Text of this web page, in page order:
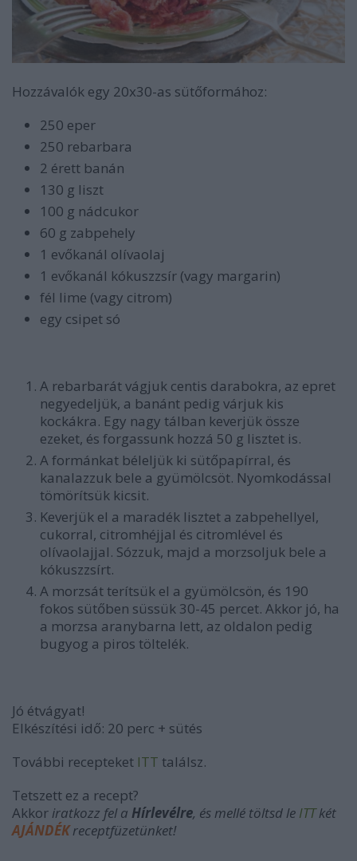
Hozzávalók egy 20x30-as sütőformához:
250 eper
250 rebarbara
2 érett banán
130 g liszt
100 g nádcukor
60 g zabpehely
1 evőkanál olívaolaj
1 evőkanál kókuszzsír (vagy margarin)
fél lime (vagy citrom)
egy csipet só
A rebarbarát vágjuk centis darabokra, az epret
negyedeljük, a banánt pedig várjuk kis
kockákra. Egy nagy tálban keverjük össze
ezeket, és forgassunk hozzá 50 g lisztet is.
A formánkat béleljük ki sütőpapírral, és
kanalazzuk bele a gyümölcsöt. Nyomkodással
tömörítsük kicsit.
Keverjük el a maradék lisztet a zabpehellyel,
cukorral, citromhéjjal és citromlével és
olívaolajjal. Sózzuk, majd a morzsoljuk bele a
kókuszzsírt.
A morzsát terítsük el a gyümölcsön, és 190
fokos sütőben süssük 30-45 percet. Akkor jó, ha
a morzsa aranybarna lett, az oldalon pedig
bugyog a piros töltelék.
Jó étvágyat!
Elkészítési idő: 20 perc + sütés
További recepteket ITT találsz.
Tetszett ez a recept?
Akkor iratkozz fel a Hírlevélre, és mellé töltsd le ITTkét
AJÁNDÉKreceptfüzetünket!